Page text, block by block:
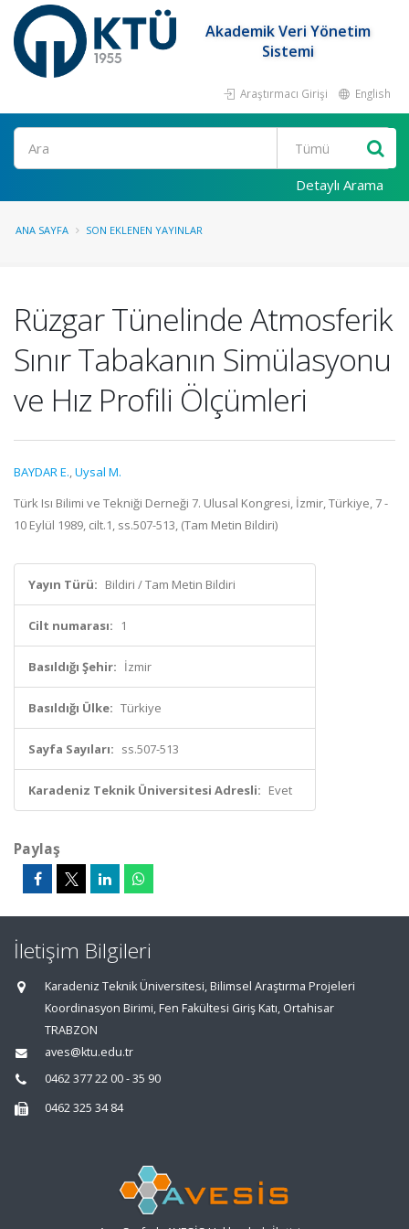
Akademik Veri Yönetim
Sistemi
Araştırmacı Girişi English
Ara
Detaylı Arama
ANA SAYFA SON EKLENEN YAYINLAR
Rüzgar Tünelinde Atmosferik
Sınır Tabakanın Simülasyonu
ve Hız Profili Ölçümleri
BAYDAR E.,Uysal M.
Türk Isı Bilimi ve Tekniği Derneği 7. Ulusal Kongresi, İzmir, Türkiye, 7 -
10 Eylül 1989, cilt.1, ss.507-513, (Tam Metin Bildiri)
Yayın Türü: Bildiri / Tam Metin Bildiri
Cilt numarası: 1
Basıldığı Şehir: İzmir
Basıldığı Ülke: Türkiye
Sayfa Sayıları: ss.507-513
Karadeniz Teknik Üniversitesi Adresli: Evet
Paylaş
İletişim Bilgileri
Karadeniz Teknik Üniversitesi, Bilimsel Araştırma Projeleri
Koordinasyon Birimi, Fen Fakültesi Giriş Katı, Ortahisar
TRABZON
aves@ktu.edu.tr
0462 377 22 00 - 35 90
0462 325 34 84